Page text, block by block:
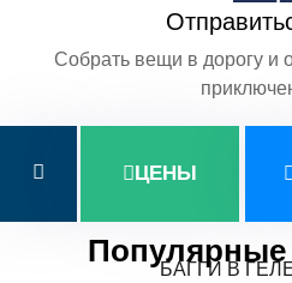
Собрать вещи в дорогу и
ЦЕНЫ
Популярные
БАГГИ В